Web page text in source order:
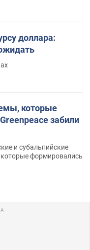
доллара:
которые
забили
и субальпийские
формировались